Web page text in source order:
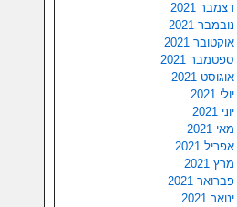
דצמבר 2021
נובמבר 2021
אוקטובר 2021
ספטמבר 2021
אוגוסט 2021
יולי 2021
יוני 2021
מאי 2021
אפריל 2021
מרץ 2021
פברואר 2021
ינואר 2021